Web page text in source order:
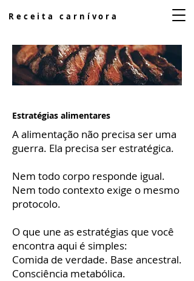
Receita carnívora
Estratégias alimentares
A alimentação não precisa ser uma
guerra. Ela precisa ser estratégica.
Nem todo corpo responde igual.
Nem todo contexto exige o mesmo
protocolo.
O que une as estratégias que você
encontra aqui é simples:
Comida de verdade. Base ancestral.
Consciência metabólica.